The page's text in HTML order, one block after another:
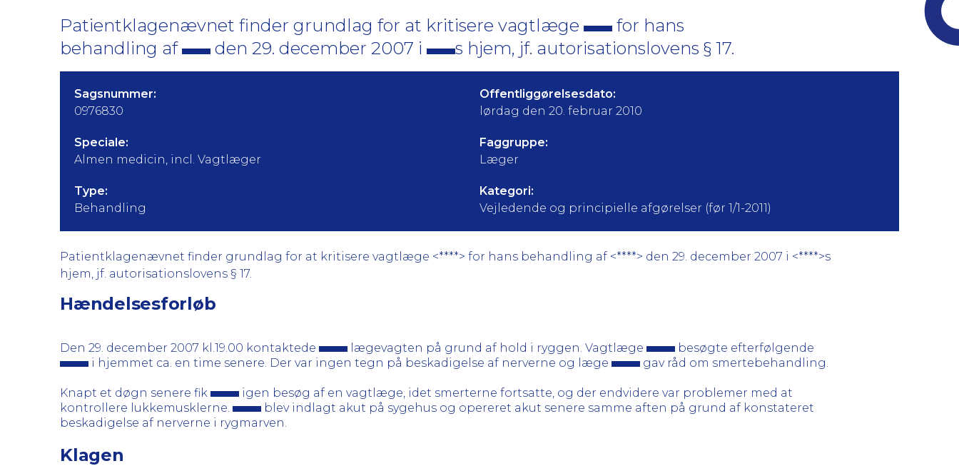
Patientklagenævnet finder grundlag for at kritisere vagtlæge
for hans
behandling af
den 29. december 2007 i s hjem, jf. autorisationslovens § 17.
Sagsnummer:
0976830
Offentliggørelsesdato:
lørdag den 20. februar 2010
Speciale:
Almen medicin, incl. Vagtlæger
Faggruppe:
Læger
Type:
Behandling
Kategori:
Vejledende og principielle afgørelser (før 1/1-2011)
Patientklagenævnet finder grundlag for at kritisere vagtlæge <****> for hans behandling af <****> den 29. december 2007 i <****>s
hjem, jf. autorisationslovens § 17.
Hændelsesforløb
Den 29. december 2007 kl.19.00 kontaktede lægevagten på grund af hold i ryggen. Vagtlæge
besøgte efterfølgende
i hjemmet ca. en time senere. Der var ingen tegn på beskadigelse af nerverne og læge
gav råd om smertebehandling.
Knapt et døgn senere fik
igen besøg af en vagtlæge, idet smerterne fortsatte, og der endvidere var problemer med at
kontrollere lukkemusklerne.
blev indlagt akut på sygehus og opereret akut senere samme aften på grund af konstateret
beskadigelse af nerverne i rygmarven.
Klagen